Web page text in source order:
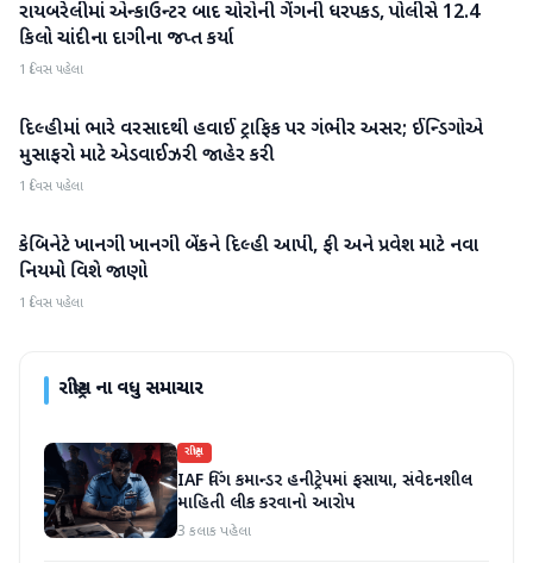
રાષ્ટ્રીય
રાયબરેલીમાં એન્કાઉન્ટર બાદ ચોરોની ગેંગની ધરપકડ, પોલીસે 12.4
કિલો ચાંદીના દાગીના જપ્ત કર્યા
1 દિવસ પહેલા
રાષ્ટ્રીય
દિલ્હીમાં ભારે વરસાદથી હવાઈ ટ્રાફિક પર ગંભીર અસર; ઈન્ડિગોએ
મુસાફરો માટે એડવાઈઝરી જાહેર કરી
1 દિવસ પહેલા
રાષ્ટ્રીય
કેબિનેટે ખાનગી ખાનગી બેંકને દિલ્હી આપી, ફી અને પ્રવેશ માટે નવા
નિયમો વિશે જાણો
1 દિવસ પહેલા
રાષ્ટ્રીયના વધુ સમાચાર
રાષ્ટ્રીય
IAF વિંગ કમાન્ડર હનીટ્રેપમાં ફસાયા, સંવેદનશીલ
માહિતી લીક કરવાનો આરોપ
3 કલાક પહેલા